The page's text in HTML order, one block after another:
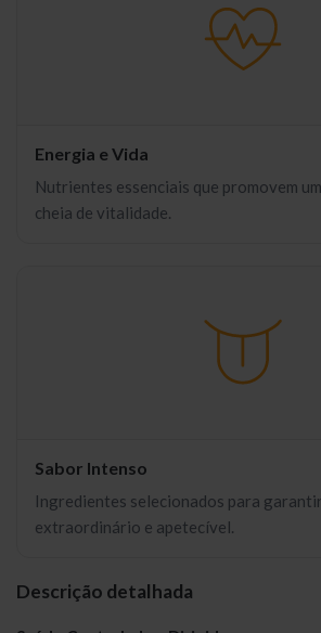
Energia e Vida
Nutrientes essenciais que promovem
cheia de vitalidade.
Sabor Intenso
Ingredientes selecionados para
extraordinário e apetecível.
Descrição detalhada